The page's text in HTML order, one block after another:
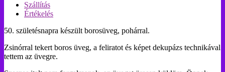
Szállítás
Értékelés
50. születésnapra készült borosüveg, pohárral.
Zsinórral tekert boros üveg, a feliratot és képet dekupázs technikával
tettem az üvegre.